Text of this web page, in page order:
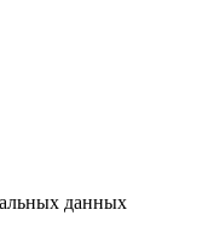
данных